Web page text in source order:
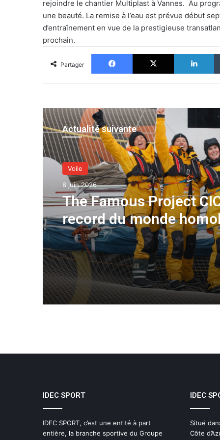
rejoindre le chantier Multiplast à Vannes. Au
une beauté. La remise à l’eau est prévue début
d’entraînement en vue de la prestigieuse
prochain.
Partager
Facebook X
Actualité suivante
Voile
8 juin 2026
The Famous Project
record du monde
une aventure collective
soutenue par IDEC
IDEC SPORT
IDEC SPORT, c’est une entité à part
entière, la branche sportive du Groupe
IDEC
Situé
Côte